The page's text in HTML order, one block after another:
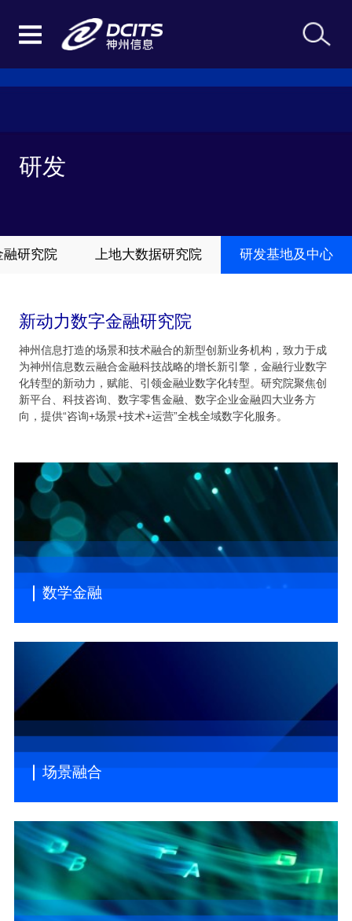
研发
融研究院 上地大数据研究院 研发基地及中心
新动力数字金融研究院
神州信息打造的场景和技术融合的新型创新业务机构，致力于成
为神州信息数云融合金融科技战略的增长新引擎，金融行业数字
化转型的新动力，赋能、引领金融业数字化转型。研究院聚焦创
新平台、科技咨询、数字零售金融、数字企业金融四大业务方
向，提供“咨询+场景+技术+运营”全栈全域数字化服务。
数学金融
场景融合